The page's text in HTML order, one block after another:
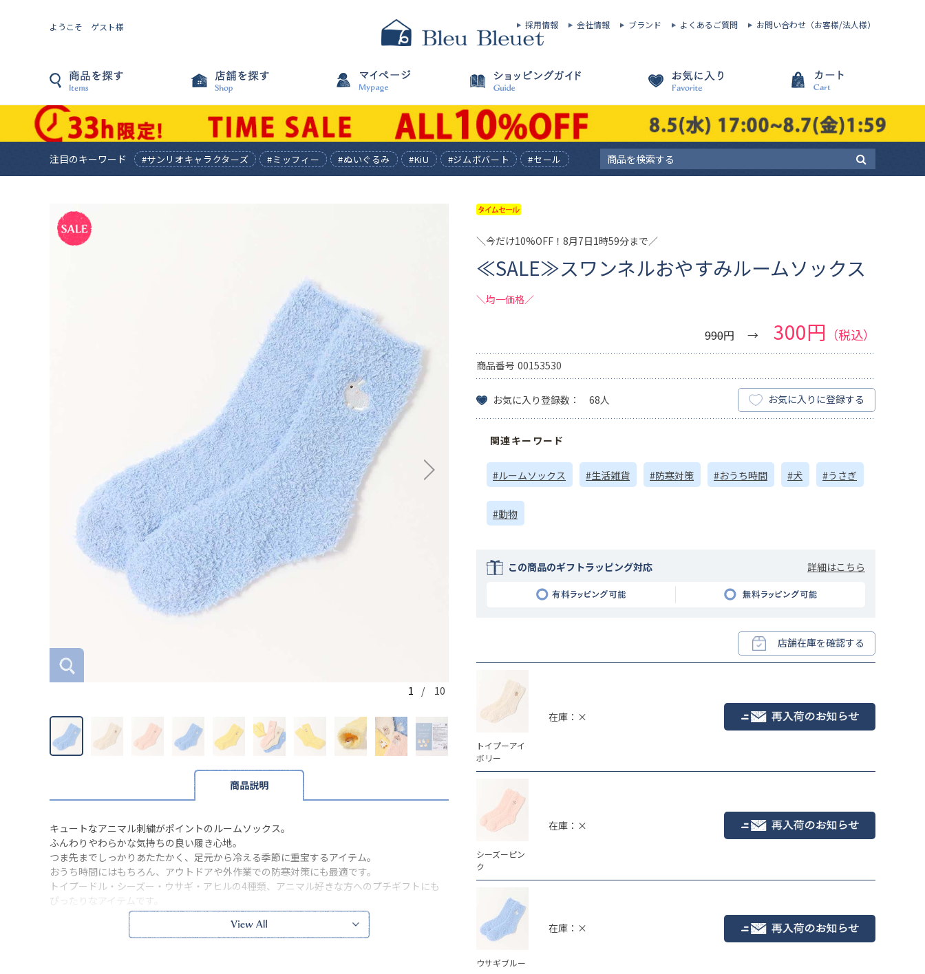
ようこそ ゲスト様 採用情報 会社情報 ブランド よくあるご質問 お問い合わせ（お客様/法人様）
注目のキーワード #サンリオキャラクターズ #ミッフィー #ぬいぐるみ #KiU #ジムボバート #セール
トイプーアイボリー
1 / 10
商品説明
キュートなアニマル刺繍がポイントのルームソックス。
ふんわりやわらかな気持ちの良い履き心地。
つま先までしっかりあたたかく、足元から冷える季節に重宝するアイテム。
おうち時間にはもちろん、アウトドアや外作業での防寒対策にも最適です。
トイプードル・シーズー・ウサギ・アヒルの4種類、アニマル好きな方へのプチギフトにも
ぴったりなアイテムです。
※本品に付いているご注意書きをお読みの上ご使用ください。
※実物の色味に近づけて撮影していますが、ご使用の端末やモニター環境により、実際の色
＼今だけ10%OFF！8月7日1時59分まで／
≪SALE≫スワンネルおやすみルームソックス
＼均一価格／
990円 300円 （税込）
商品番号 00153530
お気に入り登録数： 68人 お気に入りに登録する
関連キーワード
#ルームソックス #生活雑貨 #防寒対策 #おうち時間 #犬 #うさぎ
#動物
この商品のギフトラッピング対応 詳細はこちら
店舗在庫を確認する
トイプーアイ
ボリー
在庫：×
シーズーピン
ク
在庫：×
ウサギブルー
在庫：×